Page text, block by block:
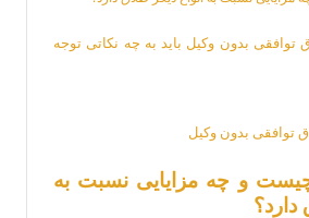
توافقی بدون وکیل باید به چه نکاتی توجه
توافقی بدون وکیل
و چه مزایایی نسبت به
دارد؟